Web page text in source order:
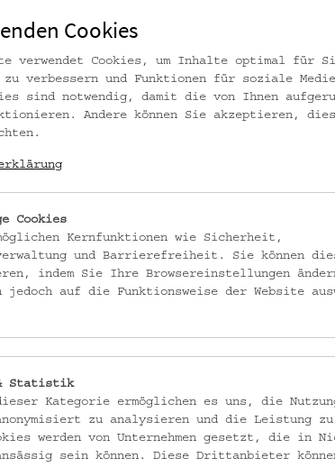
© Volkskundemuseum Wien
UND BASTELSPASS
Lass dich von König Herodes, vergoldeten
Cookies
verwendet Cookies, um Inhalte optimal für
verbessern und Funktionen für soziale
sind notwendig, damit die von Ihnen
Andere können Sie akzeptieren,
Cookies
Kernfunktionen wie Sicherheit,
und Barrierefreiheit. Sie können
indem Sie Ihre Browsereinstellungen
jedoch auf die Funktionsweise der Website
Statistik
Kategorie ermöglichen es uns, die
zu analysieren und die Leistung zu
werden von Unternehmen gesetzt, die in
sein können. Diese Drittanbieter